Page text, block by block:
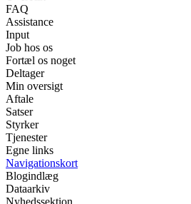
FAQ
Assistance
Input
Job hos os
Fortæl os noget
Deltager
Min oversigt
Aftale
Satser
Styrker
Tjenester
Egne links
Navigationskort
Blogindlæg
Dataarkiv